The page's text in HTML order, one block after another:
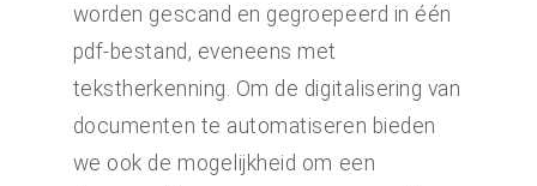
worden gescand en gegroepeerd in één
pdf-bestand, eveneens met
tekstherkenning. Om de digitalisering van
documenten te automatiseren bieden
we ook de mogelijkheid om een